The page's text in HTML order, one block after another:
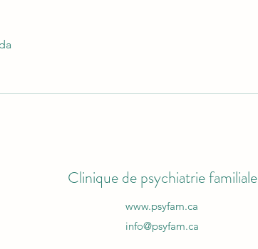
Clinique de psychiatrie familiale
www.psyfam.ca
info@psyfam.ca